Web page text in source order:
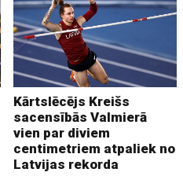
Kārtslēcējs Kreišs
sacensībās Valmierā
vien par diviem
centimetriem atpaliek no
Latvijas rekorda